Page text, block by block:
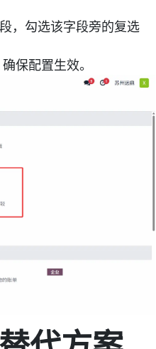
，勾选该字段旁的复选
保配置生效。